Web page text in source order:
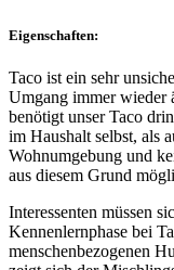
Eigenschaften:
Taco ist ein sehr
Umgang immer wieder
benötigt unser Taco
im Haushalt selbst, als
Wohnumgebung und
aus diesem Grund
Interessenten müssen
Kennenlernphase bei
menschenbezogenen